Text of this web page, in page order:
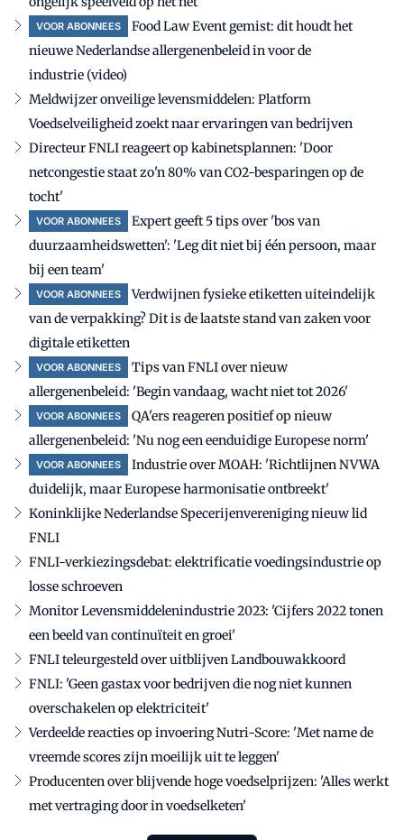
VOOR ABONNEES
Food Law Event gemist: dit houdt het
nieuwe Nederlandse allergenenbeleid in voor de
industrie (video)
Meldwijzer onveilige levensmiddelen: Platform
Voedselveiligheid zoekt naar ervaringen van bedrijven
Directeur FNLI reageert op kabinetsplannen: 'Door
netcongestie staat zo'n 80% van CO2-besparingen op de
tocht'
VOOR ABONNEES
Expert geeft 5 tips over 'bos van
duurzaamheidswetten': 'Leg dit niet bij één persoon, maar
bij een team'
VOOR ABONNEES
Verdwijnen fysieke etiketten uiteindelijk
van de verpakking? Dit is de laatste stand van zaken voor
digitale etiketten
VOOR ABONNEES
Tips van FNLI over nieuw
allergenenbeleid: 'Begin vandaag, wacht niet tot 2026'
VOOR ABONNEES
QA'ers reageren positief op nieuw
allergenenbeleid: 'Nu nog een eenduidige Europese norm'
VOOR ABONNEES
Industrie over MOAH: 'Richtlijnen NVWA
duidelijk, maar Europese harmonisatie ontbreekt'
Koninklijke Nederlandse Specerijenvereniging nieuw lid
FNLI
FNLI-verkiezingsdebat: elektrificatie voedingsindustrie op
losse schroeven
Monitor Levensmiddelenindustrie 2023: 'Cijfers 2022 tonen
een beeld van continuïteit en groei'
FNLI teleurgesteld over uitblijven Landbouwakkoord
FNLI: 'Geen gastax voor bedrijven die nog niet kunnen
overschakelen op elektriciteit'
Verdeelde reacties op invoering Nutri-Score: 'Met name de
vreemde scores zijn moeilijk uit te leggen'
Producenten over blijvende hoge voedselprijzen: 'Alles werkt
met vertraging door in voedselketen'